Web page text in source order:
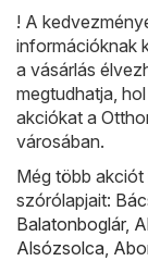
! A
információknak
a vásárlás
megtudhatja,
akciókat a
városában.
Még több akciót
szórólapjait:
Balatonboglár,
Alsózsolca,